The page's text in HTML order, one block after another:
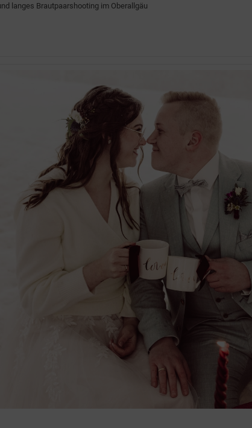
langes Brautpaarshooting im Oberallgäu